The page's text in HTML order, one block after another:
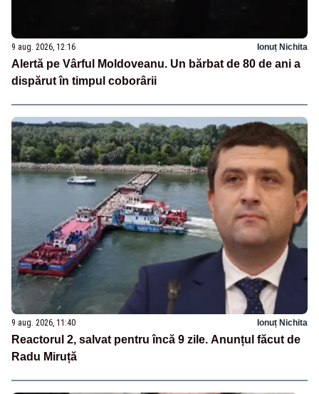
9 aug. 2026, 12:16 Ionuț Nichita
Alertă pe Vârful Moldoveanu. Un bărbat de 80 de ani a
dispărut în timpul coborârii
9 aug. 2026, 11:40 Ionuț Nichita
Reactorul 2, salvat pentru încă 9 zile. Anunțul făcut de
Radu Miruță